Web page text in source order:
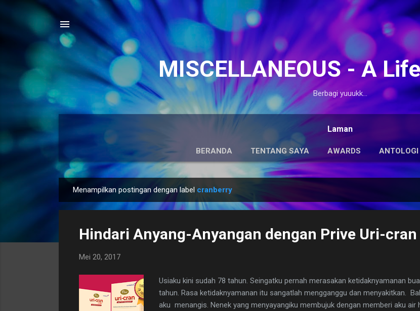
Langsung ke konten utama
MISCELLANEOUS - A
Berbagi yuuukk...
Laman
BERANDA TENTANG SAYA AWARDS ANTOLOGI
o
Menampilkan postingan dengan label cranberry
Hindari Anyang-Anyangan dengan Prive Uri-cran
Mei 20, 2017
Usiaku kini sudah 78 tahun. Seingatku pernah merasakan ketidaknyamanan
tahun. Rasa ketidaknyamanan itu sangatlah mengganggu dan menyakitkan.
aku menangis. Nenek yang menyayangiku membujuk dengan memberi aku air